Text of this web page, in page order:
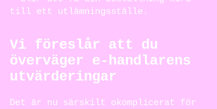
till ett utlämningsställe.
Vi föreslår att du
överväger e-handlarens
utvärderingar
Det är nu särskilt okomplicerat för